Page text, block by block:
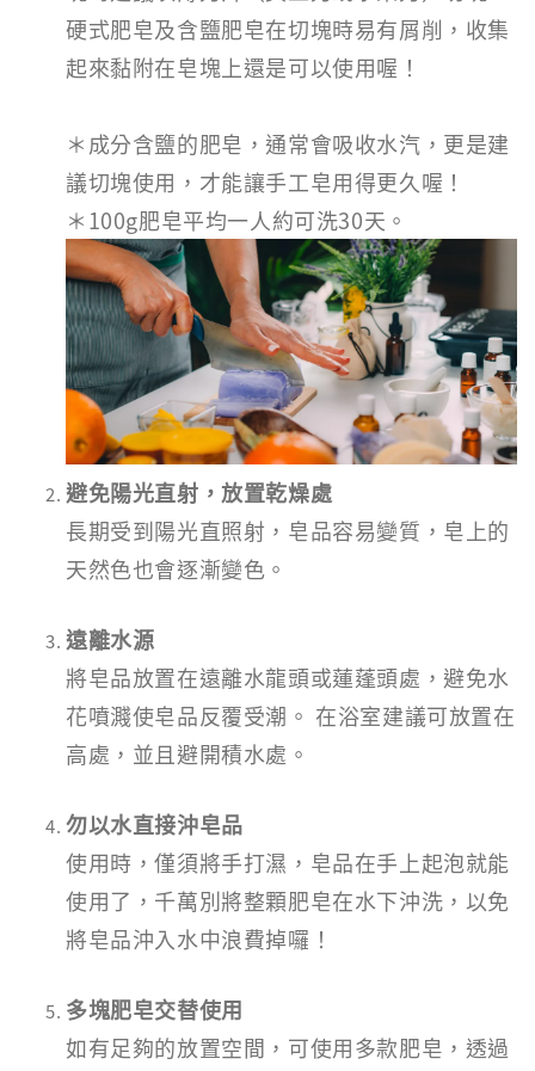
硬式肥皂及含鹽肥皂在切塊時易有屑削，收集
起來黏附在皂塊上還是可以使用喔！
＊成分含鹽的肥皂，通常會吸收水汽，更是建
議切塊使用，才能讓手工皂用得更久喔！
＊100g肥皂平均一人約可洗30天。
避免陽光直射，放置乾燥處
長期受到陽光直照射，皂品容易變質，皂上的
天然色也會逐漸變色。
遠離水源
將皂品放置在遠離水龍頭或蓮蓬頭處，避免水
花噴濺使皂品反覆受潮。 在浴室建議可放置在
高處，並且避開積水處。
勿以水直接沖皂品
使用時，僅須將手打濕，皂品在手上起泡就能
使用了，千萬別將整顆肥皂在水下沖洗，以免
將皂品沖入水中浪費掉囉！
多塊肥皂交替使用
如有足夠的放置空間，可使用多款肥皂，透過